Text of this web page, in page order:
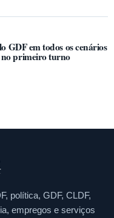
GDF em todos os cenários
no primeiro turno
política, GDF, CLDF,
empregos e serviços